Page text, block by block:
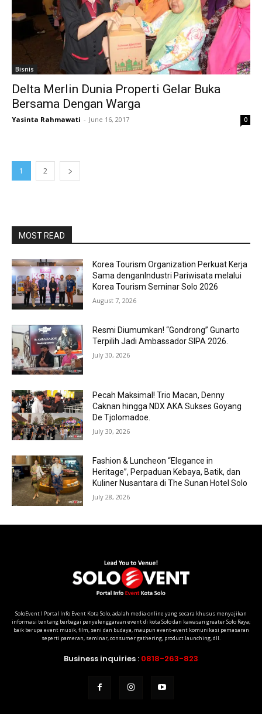
Bisnis
Delta Merlin Dunia Properti Gelar Buka
Bersama Dengan Warga
Yasinta Rahmawati - June 16, 2017 0
1 2
MOST READ
Korea Tourism Organization Perkuat Kerja
Sama denganIndustri Pariwisata melalui
Korea Tourism Seminar Solo 2026
August 7, 2026
Resmi Diumumkan! “Gondrong” Gunarto
Terpilih Jadi Ambassador SIPA 2026.
July 30, 2026
Pecah Maksimal! Trio Macan, Denny
Caknan hingga NDX AKA Sukses Goyang
De Tjolomadoe.
July 30, 2026
Fashion & Luncheon “Elegance in
Heritage”, Perpaduan Kebaya, Batik, dan
Kuliner Nusantara di The Sunan Hotel Solo
July 28, 2026
SoloEvent I Portal Info Event Kota Solo, adalah media online yang secara khusus menyajikan
informasi tentang berbagai penyelenggaraan event di kota Solo dan kawasan greater Solo Raya;
baik berupa event musik, film, seni dan budaya, maupun event-event komunikasi pemasaran
seperti pameran, seminar, consumer gathering, product launching, dll.
Business inquiries : 0818-263-823